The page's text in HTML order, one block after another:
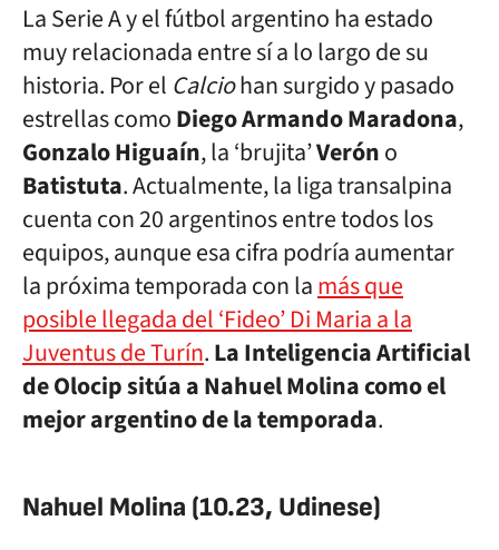
La Serie A y el fútbol argentino ha estado
muy relacionada entre sí a lo largo de su
historia. Por el Calciohan surgido y pasado
estrellas comoDiego Armando Maradona,
Gonzalo Higuaín, la ‘brujita’Veróno
Batistuta. Actualmente, la liga transalpina
cuenta con 20 argentinos entre todos los
equipos, aunque esa cifra podría aumentar
la próxima temporada con lamás que
posible llegada del ‘Fideo’ Di Maria a la
Juventus de Turín.La Inteligencia Artificial
de Olocip sitúa a Nahuel Molina como el
mejor argentino de la temporada.
Nahuel Molina (10.23, Udinese)